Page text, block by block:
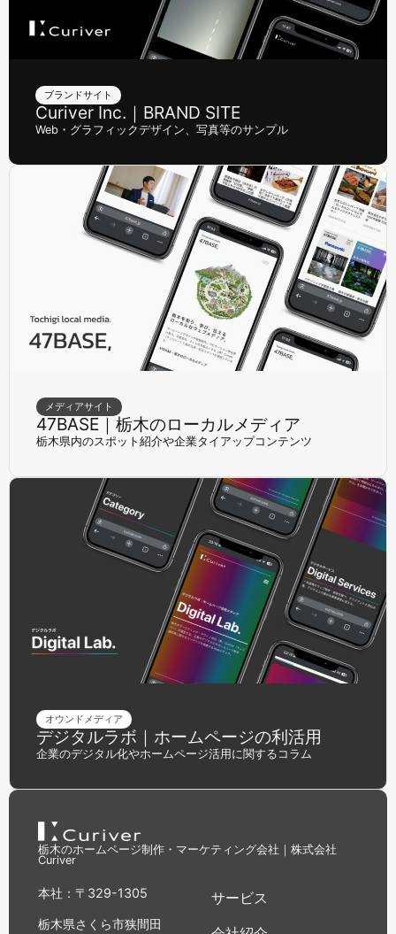
ブランドサイト
Curiver Inc.｜BRAND SITE
Web・グラフィックデザイン、写真等のサンプル
メディアサイト
47BASE｜栃木のローカルメディア
栃木県内のスポット紹介や企業タイアップコンテンツ
オウンドメディア
デジタルラボ｜ホームページの利活用
企業のデジタル化やホームページ活用に関するコラム
栃木のホームページ制作・マーケティング会社｜株式会社
Curiver
本社：〒329-1305
栃木県さくら市狭間田
サービス